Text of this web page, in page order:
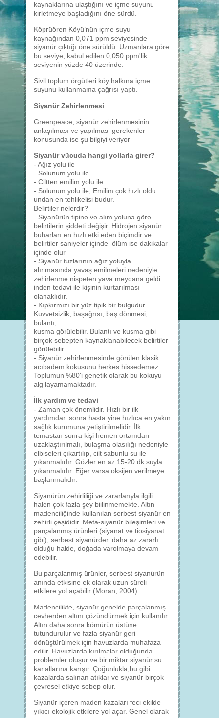
kaynaklarına ulaştığını ve içme suyunu
kirletmeye başladığını öne sürdü.
Köprüören Köyü’nün içme suyu
kaynağından 0,071 ppm seviyesinde
siyanür çıktığı öne sürüldü. Uzmanlara göre
bu seviye, kabul edilen 0,050 ppm'lik
seviyenin yüzde 40 üzerinde.
Sivil toplum örgütleri köy halkına içme
suyunu kullanmama çağrısı yaptı.
Siyanür Zehirlenmesi
Greenpeace, siyanür zehirlenmesinin
anlaşılması ve yapılması gerekenler
konusunda ise şu bilgiyi veriyor:
Siyanür vücuda hangi yollarla girer?
- Ağız yolu ile
- Solunum yolu ile
- Ciltten emilim yolu ile
- Solunum yolu ile; Emilim çok hızlı oldu
undan en tehlikelisi budur.
Belirtiler nelerdir?
- Siyanürün tipine ve alım yoluna göre
belirtilerin şiddeti değişir. Hidrojen siyanür
buharları en hızlı etki eden biçimdir ve
belirtiler saniyeler içinde, ölüm ise dakikalar
içinde olur.
- Siyanür tuzlarının ağız yoluyla
alınmasında yavaş emilmeleri nedeniyle
zehirlenme nispeten yava meydana geldi
inden tedavi ile kişinin kurtarılması
olanaklıdır.
- Kıpkırmızı bir yüz tipik bir bulgudur.
Kuvvetsizlik, başağrısı, baş dönmesi,
bulantı,
kusma görülebilir. Bulantı ve kusma gibi
birçok sebepten kaynaklanabilecek belirtiler
görülebilir.
- Siyanür zehirlenmesinde görülen klasik
acıbadem kokusunu herkes hissedemez.
Toplumun %80'i genetik olarak bu kokuyu
algılayamamaktadır.
İlk yardım ve tedavi
- Zaman çok önemlidir. Hızlı bir ilk
yardımdan sonra hasta yine hızlıca en yakın
sağlık kurumuna yetiştirilmelidir. İlk
temastan sonra kişi hemen ortamdan
uzaklaştırılmalı, bulaşma olasılığı nedeniyle
elbiseleri çıkartılıp, cilt sabunlu su ile
yıkanmalıdır. Gözler en az 15-20 dk suyla
yıkanmalıdır. Eğer varsa oksijen verilmeye
başlanmalıdır.
Siyanürün zehirliliği ve zararlarıyla ilgili
halen çok fazla şey biilinmemekte. Altın
madenciliğinde kullanılan serbest siyanür en
zehirli çeşididir. Meta-siyanür bileşimleri ve
parçalanmış ürünleri (siyanat ve tiosiyanat
gibi), serbest siyanürden daha az zararlı
olduğu halde, doğada varolmaya devam
edebilir.
Bu parçalanmış ürünler, serbest siyanürün
anında etkisine ek olarak uzun süreli
etkilere yol açabilir (Moran, 2004).
Madencilikte, siyanür genelde parçalanmış
cevherden altını çözündürmek için kullanılır.
Altın daha sonra kömürün üstüne
tutundurulur ve fazla siyanür geri
dönüştürülmek için havuzlarda muhafaza
edilir. Havuzlarda kırılmalar olduğunda
problemler oluşur ve bir miktar siyanür su
kanallarına karışır. Çoğunlukla,bu gibi
kazalarda salınan atıklar ve siyanür birçok
çevresel etkiye sebep olur.
Siyanür içeren maden kazaları feci ekilde
yıkıcı ekolojik etkilere yol açar. Genel olarak